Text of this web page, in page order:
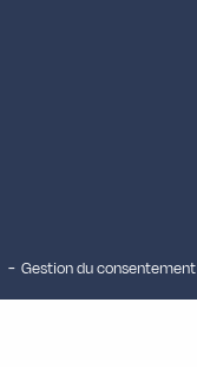
Gestion du consentement